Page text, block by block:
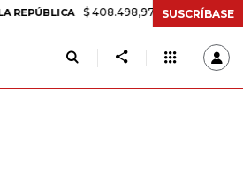
$ 408.498,97 +$ 8.753,81 +2,19%
SUSCRÍBASE